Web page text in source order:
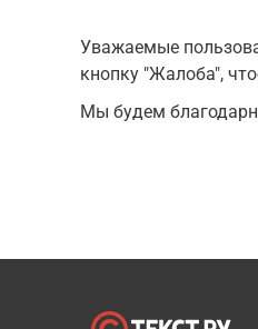
Уважаемые
кнопку "Жалоба",
Мы будем